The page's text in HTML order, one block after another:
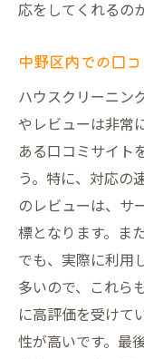
中野区で
サービ
応をしてくれるの
中野区内での口
ハウスクリーニン
やレビューは非常
ある口コミサイト
う。特に、対応の
のレビューは、サ
標となります。ま
でも、実際に利用
多いので、これら
に高評価を受けて
性が高いです。最